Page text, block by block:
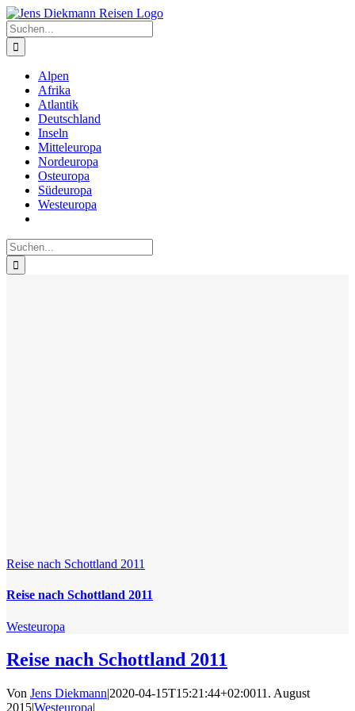
Zum
Inhalt
springen
Suche
nach:
Alpen
Afrika
Atlantik
Deutschland
Inseln
Mitteleuropa
Nordeuropa
Osteuropa
Südeuropa
Westeuropa
Suche
nach:
Reise nach Schottland 2011
Reise nach Schottland 2011
Westeuropa
Reise nach Schottland 2011
Von Jens Diekmann|2020-04-15T15:21:44+02:0011. August
2015|Westeuropa|